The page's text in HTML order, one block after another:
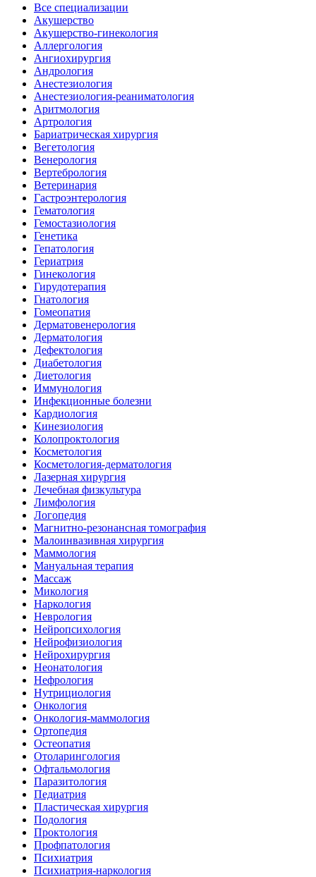
Все специализации
Акушерство
Акушерство-гинекология
Аллергология
Ангиохирургия
Андрология
Анестезиология
Анестезиология-реаниматология
Аритмология
Артрология
Бариатрическая хирургия
Вегетология
Венерология
Вертебрология
Ветеринария
Гастроэнтерология
Гематология
Гемостазиология
Генетика
Гепатология
Гериатрия
Гинекология
Гирудотерапия
Гнатология
Гомеопатия
Дерматовенерология
Дерматология
Дефектология
Диабетология
Диетология
Иммунология
Инфекционные болезни
Кардиология
Кинезиология
Колопроктология
Косметология
Косметология-дерматология
Лазерная хирургия
Лечебная физкультура
Лимфология
Логопедия
Магнитно-резонансная томография
Малоинвазивная хирургия
Маммология
Мануальная терапия
Массаж
Микология
Наркология
Неврология
Нейропсихология
Нейрофизиология
Нейрохирургия
Неонатология
Нефрология
Нутрициология
Онкология
Онкология-маммология
Ортопедия
Остеопатия
Отоларингология
Офтальмология
Паразитология
Педиатрия
Пластическая хирургия
Подология
Проктология
Профпатология
Психиатрия
Психиатрия-наркология